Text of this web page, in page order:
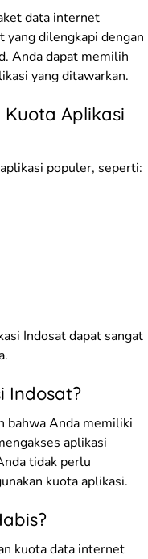
data internet
dilengkapi dengan
Anda dapat memilih
yang ditawarkan.
Aplikasi
populer, seperti:
Indosat dapat sangat
Indosat?
bahwa Anda memiliki
aplikasi
tidak perlu
kuota aplikasi.
kuota data internet